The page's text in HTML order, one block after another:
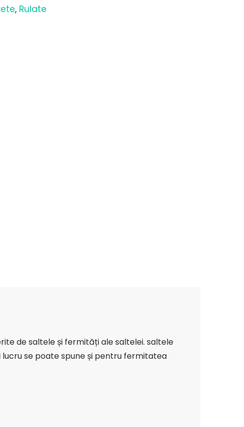
, Rulate
de saltele și fermități ale saltelei. saltele
se poate spune și pentru fermitatea